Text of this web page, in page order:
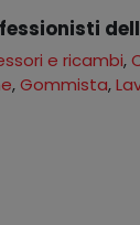
e ricambi,
,Gommista,